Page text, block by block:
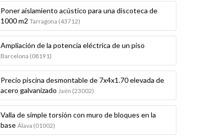
Poner aislamiento acústico para una discoteca de
1000 m2 Tarragona (43712)
Ampliación de la potencia eléctrica de un piso
Barcelona (08191)
Precio piscina desmontable de 7x4x1.70 elevada de
acero galvanizado Jaén (23002)
Valla de simple torsión con muro de bloques en la
base Álava (01002)